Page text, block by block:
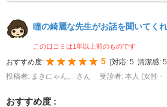
瞳の綺麗な先生がお話を聞いてく
この口コミは1年以上前のものです
おすすめ度: 5 [対応: 5 清潔感: 5
投稿者: まきにゃん。 さん
受診者: 本人 (女性・
おすすめ度 :